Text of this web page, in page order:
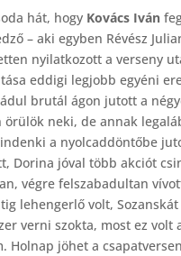
hát, hogy Kovács Iván
– aki egyben Révész
nyilatkozott a verseny
eddigi legjobb egyéni
brutál ágon jutott a
örülök neki, de annak
a nyolcaddöntőbe
Dorina jóval több akciót
végre felszabadultan
lehengerlő volt,
verni szokta, most ez volt
Holnap jöhet a